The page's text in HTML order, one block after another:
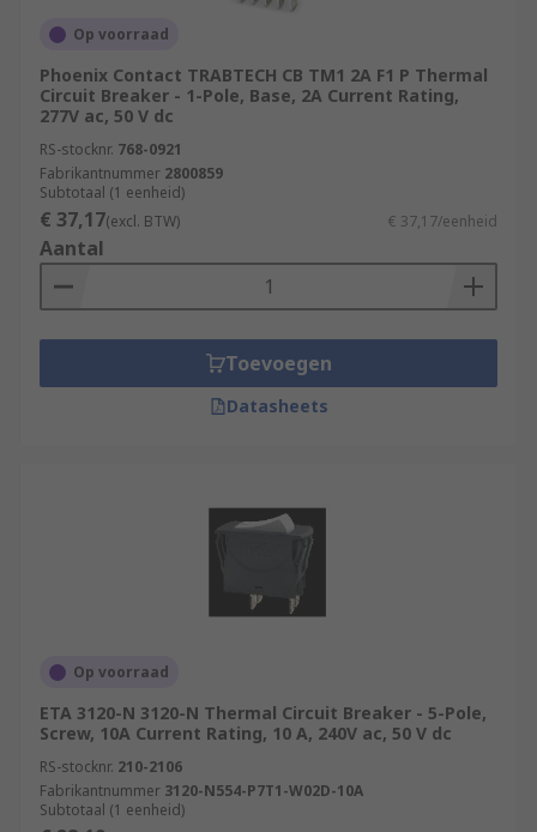
Op voorraad
Phoenix Contact TRABTECH CB TM1 2A F1 P Thermal
Circuit Breaker - 1-Pole, Base, 2A Current Rating,
277V ac, 50 V dc
RS-stocknr. 768-0921
Fabrikantnummer 2800859
Subtotaal (1 eenheid)
€ 37,17(excl. BTW) € 37,17/eenheid
Aantal
Toevoegen
Datasheets
Op voorraad
ETA 3120-N 3120-N Thermal Circuit Breaker - 5-Pole,
Screw, 10A Current Rating, 10 A, 240V ac, 50 V dc
RS-stocknr. 210-2106
Fabrikantnummer 3120-N554-P7T1-W02D-10A
Subtotaal (1 eenheid)